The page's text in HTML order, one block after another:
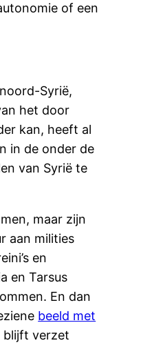
of een
Syrië,
het door
kan, heeft al
in de onder de
van Syrië te
maar zijn
aan milities
en
en Tarsus
En dan
beeld met
blijft verzet